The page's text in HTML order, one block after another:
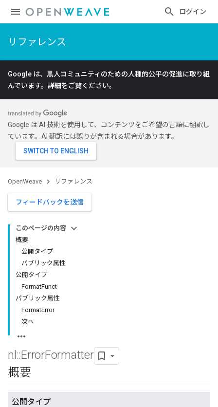
ログイン
リファレンス
Google は、黒人コミュニティのための人種的公平の促進に取り組
んでいます。 詳細をご覧ください。
Google は AI 技術を使用して、コンテンツをご希望の言語に翻訳し
ています。AI 翻訳には誤りが含まれる場合があります。
OpenWeave リファレンス
フィードバックを送信
このページの内容
概要
公開タイプ
パブリック属性
公開タイプ
FormatFunct
パブリック属性
FormatError
次へ
nl ::ErrorFormatter
概要
公開タイプ